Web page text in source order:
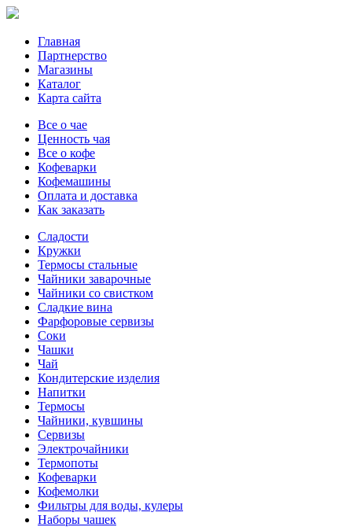
Главная
Партнерство
Магазины
Каталог
Карта сайта
Все о чае
Ценность чая
Все о кофе
Кофеварки
Кофемашины
Оплата и доставка
Как заказать
Сладости
Кружки
Термосы стальные
Чайники заварочные
Чайники со свистком
Сладкие вина
Фарфоровые сервизы
Соки
Чашки
Чай
Кондитерские изделия
Напитки
Термосы
Чайники, кувшины
Сервизы
Электрочайники
Термопоты
Кофеварки
Кофемолки
Фильтры для воды, кулеры
Наборы чашек